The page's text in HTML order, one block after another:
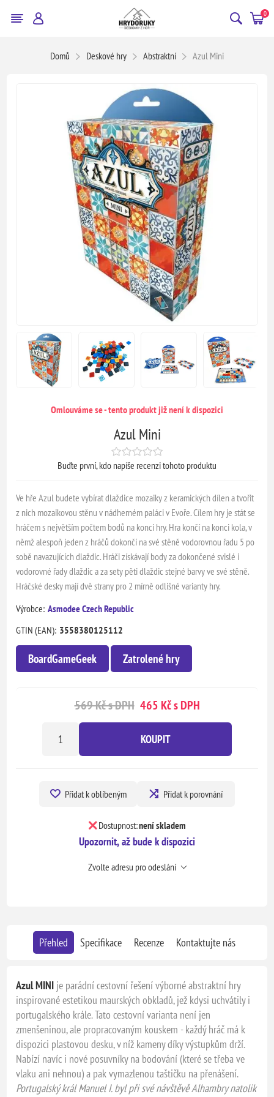
0
Domů Deskové hry Abstraktní Azul Mini
Omlouváme se - tento produkt již není k dispozici
Azul Mini
Buďte první, kdo napíše recenzi tohoto produktu
Ve hře Azul budete vybírat dlaždice mozaiky z keramických dílen a tvořit
z nich mozaikovou stěnu v nádherném paláci v Evoře. Cílem hry je stát se
hráčem s největším počtem bodů na konci hry. Hra končí na konci kola, v
němž alespoň jeden z hráčů dokončí na své stěně vodorovnou řadu 5 po
sobě navazujících dlaždic. Hráči získávají body za dokončené svislé i
vodorovné řady dlaždic a za sety pěti dlaždic stejné barvy ve své stěně.
Hráčské desky mají dvě strany pro 2 mírně odlišné varianty hry.
Výrobce: Asmodee Czech Republic
GTIN (EAN): 3558380125112
BoardGameGeek Zatrolené hry
569 Kč s DPH 465 Kč s DPH
KOUPIT
Přidat k oblíbeným Přidat k porovnání
Dostupnost:není skladem
Upozornit, až bude k dispozici
Zvolte adresu pro odeslání
Přehled Specifikace Recenze Kontaktujte nás
AzulMINI je parádní cestovní řešení výborné abstraktní hry
inspirované estetikou maurských obkladů, jež kdysi uchvátily i
portugalského krále. Tato cestovní varianta není jen
zmenšeninou, ale propracovaným kouskem - každý hráč má k
dispozici plastovou desku, v níž kameny díky výstupkům drží.
Nabízí navíc i nové posuvníky na bodování (které se třeba ve
vlaku ani nehnou) a pak vymazlenou taštičku na přenášení.
Portugalský král Manuel I. byl při své návštěvě Alhambry natolik